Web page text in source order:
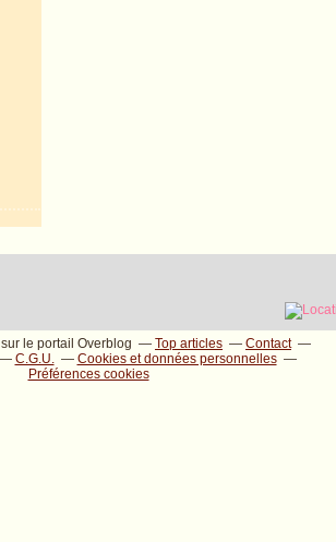
sur le portail Overblog Top articles
Contact
C.G.U.
Cookies et données personnelles
Préférences cookies